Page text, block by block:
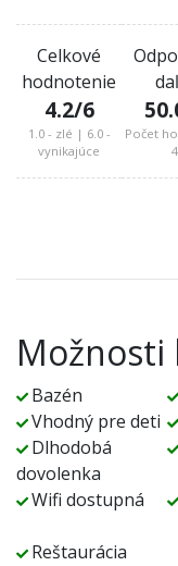
Celkové
hodnotenie
4.2/6
1.0 - zlé | 6.0 -
vynikajúce
Počet
4
Možnosti
Bazén
Vhodný pre deti
Dlhodobá
dovolenka
Wifi dostupná
Reštaurácia